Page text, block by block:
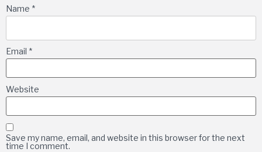
Name *
Email *
Website
Save my name, email, and website in this browser for the next
time I comment.